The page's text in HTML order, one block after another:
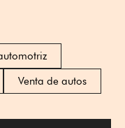
Venta de autos